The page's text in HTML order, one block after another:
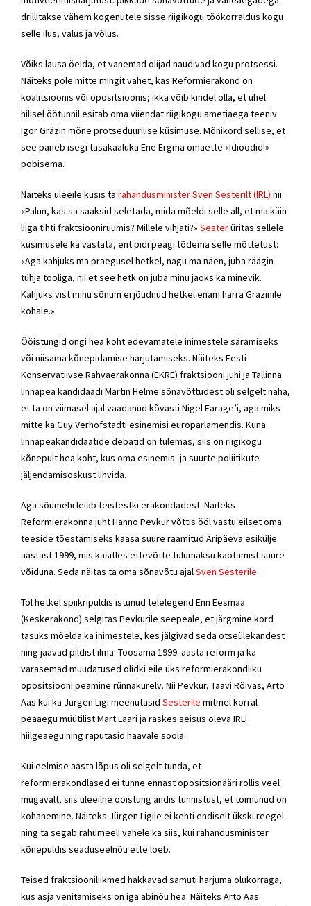
drillitakse vähem kogenutele sisse riigikogu töökorraldus kogu
selle ilus, valus ja võlus.
Võiks lausa öelda, et vanemad olijad naudivad kogu protsessi.
Näiteks pole mitte mingit vahet, kas Reformierakond on
koalitsioonis või opositsioonis; ikka võib kindel olla, et ühel
hilisel öötunnil esitab oma viiendat riigikogu ametiaega teeniv
Igor Gräzin mõne protseduurilise küsimuse. Mõnikord sellise, et
see paneb isegi tasakaaluka Ene Ergma omaette «Idioodid!»
pobisema.
Näiteks üleeile küsis ta rahandusminister Sven Sesterilt (IRL) nii:
«Palun, kas sa saaksid seletada, mida mõeldi selle all, et ma käin
liiga tihti fraktsiooniruumis? Millele vihjati?» Sesterüritas sellele
küsimusele ka vastata, ent pidi peagi tõdema selle mõttetust:
«Aga kahjuks ma praegusel hetkel, nagu ma näen, juba räägin
tühja tooliga, nii et see hetk on juba minu jaoks ka minevik.
Kahjuks vist minu sõnum ei jõudnud hetkel enam härra Gräzinile
kohale.»
Ööistungid ongi hea koht edevamatele inimestele säramiseks
või niisama kõnepidamise harjutamiseks. Näiteks Eesti
Konservatiivse Rahvaerakonna (EKRE) fraktsiooni juhi ja Tallinna
linnapea kandidaadi Martin Helme sõnavõttudest oli selgelt näha,
et ta on viimasel ajal vaadanud kõvasti Nigel Farage’i, aga miks
mitte ka Guy Verhofstadti esinemisi europarlamendis. Kuna
linnapeakandidaatide debatid on tulemas, siis on riigikogu
kõnepult hea koht, kus oma esinemis- ja suurte poliitikute
jäljendamisoskust lihvida.
Aga sõumehi leiab teistestki erakondadest. Näiteks
Reformierakonna juht Hanno Pevkur võttis ööl vastu eilset oma
teeside tõestamiseks kaasa suure raamitud Äripäeva esikülje
aastast 1999, mis käsitles ettevõtte tulumaksu kaotamist suure
võiduna. Seda näitas ta oma sõnavõtu ajalSven Sesterile.
Tol hetkel spiikripuldis istunud telelegend Enn Eesmaa
(Keskerakond) selgitas Pevkurile seepeale, et järgmine kord
tasuks mõelda ka inimestele, kes jälgivad seda otseülekandest
ning jäävad pildist ilma. Toosama 1999. aasta reform ja ka
varasemad muudatused olidki eile üks reformierakondliku
opositsiooni peamine rünnakurelv. Nii Pevkur, Taavi Rõivas, Arto
Aas kui ka Jürgen Ligi meenutasid Sesterile mitmel korral
peaaegu müütilist Mart Laari ja raskes seisus oleva IRLi
hiilgeaegu ning raputasid haavale soola.
Kui eelmise aasta lõpus oli selgelt tunda, et
reformierakondlased ei tunne ennast opositsionääri rollis veel
mugavalt, siis üleeilne ööistung andis tunnistust, et toimunud on
kohanemine. Näiteks Jürgen Ligile ei kehti endiselt ükski reegel
ning ta segab rahumeeli vahele ka siis, kui rahandusminister
kõnepuldis seaduseelnõu ette loeb.
Teised fraktsiooniliikmed hakkavad samuti harjuma olukorraga,
kus asja venitamiseks on iga abinõu hea. Näiteks Arto Aas